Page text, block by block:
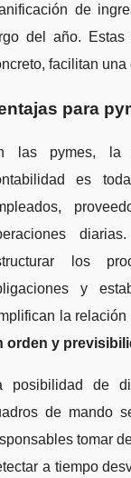
de
del año. Estas
facilitan
para
las pymes, la
es
los
y
la relación
orden y
posibilidad de
de mando
tomar
a tiempo